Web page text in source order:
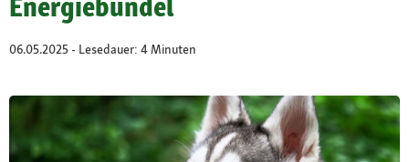
06.05.2025 - Lesedauer: 4 Minuten